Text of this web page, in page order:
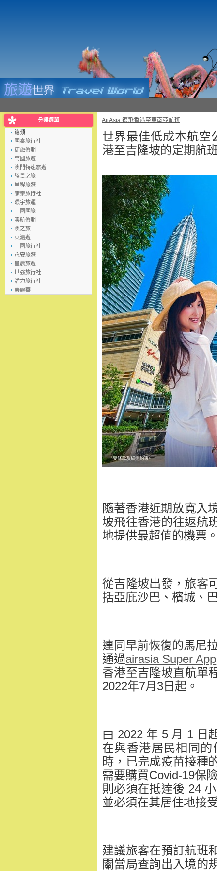
分類選單
總類
國泰旅行社
捷旅假期
萬國旅遊
澳門特速旅遊
勝景之旅
里程旅遊
康泰旅行社
環宇旅運
中國國旅
澳航假期
澳之旅
東瀛遊
中國旅行社
永安旅遊
星晨旅遊
世強旅行社
活力旅行社
美麗華
AirAsia 復飛香港至東南亞航班​​
世界最佳低成本航空
港至吉隆坡的定期航
隨著香港近期放寬入
坡飛往香港的往返航
地提供最超值的機票
從吉隆坡出發，旅客
括亞庇沙巴、檳城、
連同早前恢復的馬尼
通過airasia Super App
香港至吉隆坡直航單
2022年7月3日起。
由 2022 年 5 月 1 日
在與香港居民相同
時，已完成疫苗接種
需要購買Covid-19保
則必須在抵達後 24
並必須在其居住地接
建議旅客在預訂航班
關當局查詢出入境的